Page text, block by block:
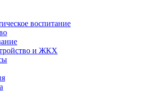
воспитание
и ЖКХ